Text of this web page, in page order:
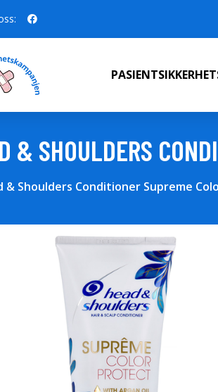
& SHOULDERS
& Shoulders Conditioner Supreme